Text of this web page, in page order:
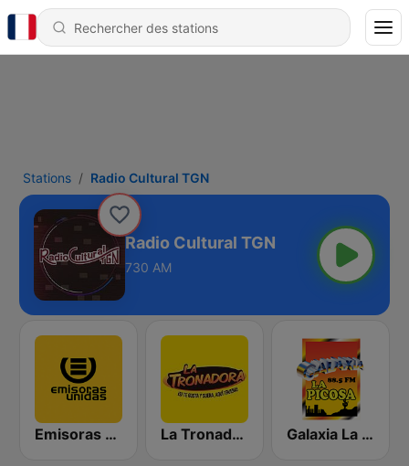
Stations Radio Cultural TGN
Radio Cultural TGN
730 AM
Emisoras Unidas La Tronadora Galaxia La Picosa